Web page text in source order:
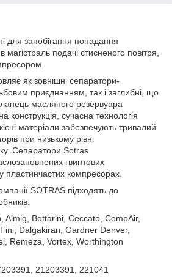
для запобігання попадання
подачі стисненого повітря,
як зовнішні сепаратори-
приєднанням, так і заглибні, що
масляного резервуара
сучасна технологія
матеріали забезпечують тривалий
при низькому рівні
Сепаратори Sotras
гвинтових
пластинчастих компресорах.
SOTRAS підходять до
Almig, Bottarini, Ceccato, CompAir,
Dalgakiran, Gardner Denver,
Remeza, Vortex, Worthington
21203391, 221041